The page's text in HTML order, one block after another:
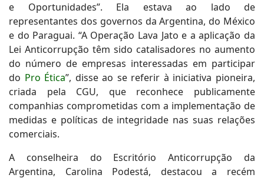
e Oportunidades”. Ela estava ao lado de
representantes dos governos da Argentina, do México
e do Paraguai. “A Operação Lava Jato e a aplicação da
Lei Anticorrupção têm sido catalisadores no aumento
do número de empresas interessadas em participar
do Pro Ética”, disse ao se referir à iniciativa pioneira,
criada pela CGU, que reconhece publicamente
companhias comprometidas com a implementação de
medidas e políticas de integridade nas suas relações
comerciais.
A conselheira do Escritório Anticorrupção da
Argentina, Carolina Podestá, destacou a recém